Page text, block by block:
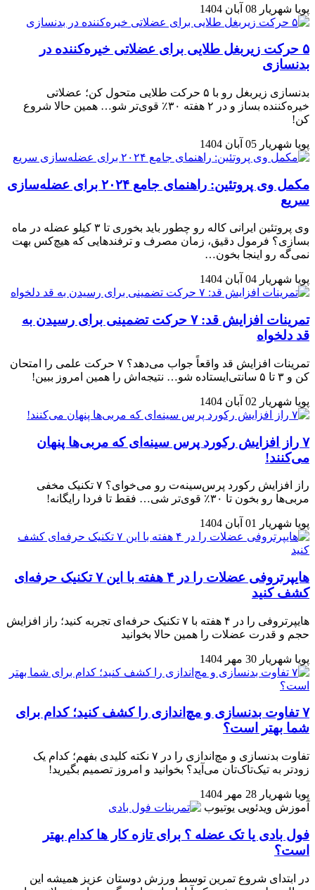
پویا شهریار 08 آبان 1404
۵ حرکت زیربغل طلایی برای عضلاتی خیره‌کننده در
بدنسازی
بدنسازی زیربغل رو با ۵ حرکت طلایی متحول کن؛ عضلاتی
خیره‌کننده بساز و در ۲ هفته ۳۰٪ قوی‌تر شو… همین حالا شروع
کن!
پویا شهریار 05 آبان 1404
مکمل وی پروتئین: راهنمای جامع ۲۰۲۴ برای عضله‌سازی
سریع
وی پروتئین ایرانی کاله رو چطور باید بخوری تا ۳ کیلو عضله در ماه
بسازی؟ فرمول دقیق، زمان مصرف و ترفندهایی که هیچ‌کس بهت
نمی‌گه رو اینجا بخون…
پویا شهریار 04 آبان 1404
تمرینات افزایش قد: ۷ حرکت تضمینی برای رسیدن به
قد دلخواه
تمرینات افزایش قد واقعاً جواب می‌دهد؟ ۷ حرکت علمی را امتحان
کن و ۳ تا ۵ سانتی‌ایستاده شو… نتیجه‌اش را همین امروز ببین!
پویا شهریار 02 آبان 1404
۷ راز افزایش رکورد پرس سینه‌ای که مربی‌ها پنهان
می‌کنند!
راز افزایش رکورد پرس‌سینه‌ت رو می‌خوای؟ ۷ تکنیک مخفی
مربی‌ها رو بخون تا ۳۰٪ قوی‌تر شی… فقط تا فردا رایگانه!
پویا شهریار 01 آبان 1404
هایپرتروفی عضلات را در ۴ هفته با این ۷ تکنیک حرفه‌ای
کشف کنید
هایپرتروفی را در ۴ هفته با ۷ تکنیک حرفه‌ای تجربه کنید؛ راز افزایش
حجم و قدرت عضلات را همین حالا بخوانید
پویا شهریار 30 مهر 1404
۷ تفاوت بدنسازی و مچ‌اندازی را کشف کنید؛ کدام برای
شما بهتر است؟
تفاوت بدنسازی و مچ‌اندازی را در ۷ نکته کلیدی بفهم؛ کدام‌ یک
زودتر به تیک‌تاک‌تان می‌آید؟ بخوانید و امروز تصمیم بگیرید!
پویا شهریار 28 مهر 1404
آموزش ویدئویی یوتیوب
فول بادی یا تک عضله ؟ برای تازه کار ها کدام بهتر
است؟
در ابتدای شروع تمرین توسط ورزش دوستان عزیز همیشه این